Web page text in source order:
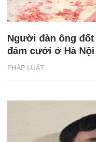
PHÁP LUẬT
Người đàn ông
đám cưới ở Hà